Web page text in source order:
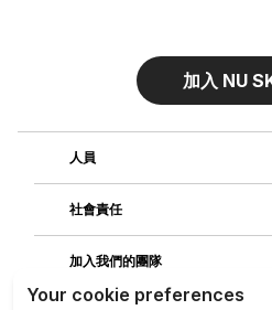
加入 NU
人員
社會責任
加入我們的團隊